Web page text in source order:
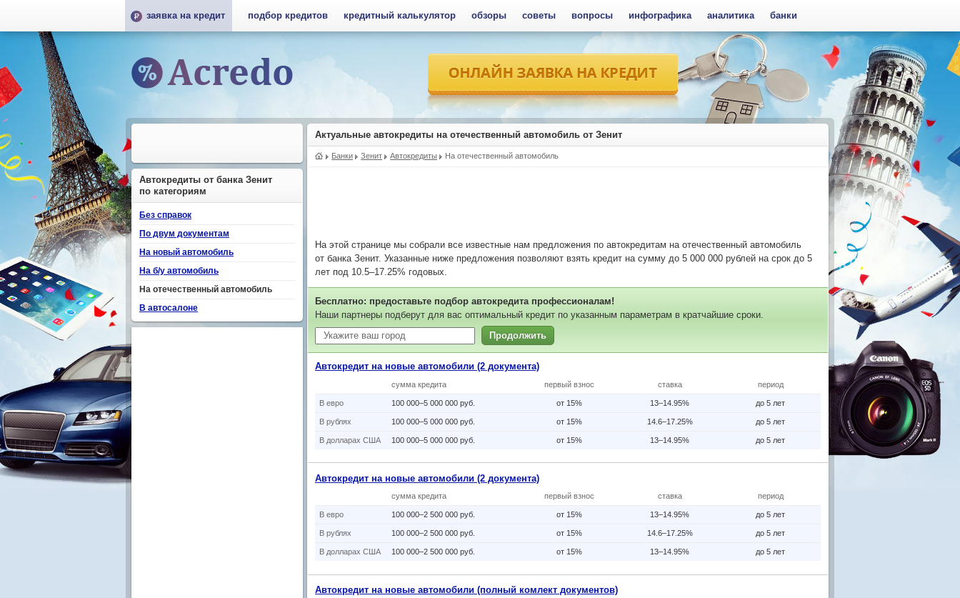
Актуальные автокредиты на отечественный автомобиль от Зенит
Банки Зенит Автокредиты На отечественный автомобиль
На этой странице мы собрали все известные нам предложения по автокредитам на отечественный автомобиль
от банка Зенит. Указанные ниже предложения позволяют взять кредит на сумму до 5 000 000 рублей на срок до 5
лет под 10.5–17.25% годовых.
Бесплатно: предоставьте подбор автокредита профессионалам!
Наши партнеры подберут для вас оптимальный кредит по указанным параметрам в кратчайшие сроки.
Продолжить
Автокредит на новые автомобили (2 документа)
сумма кредита первый взнос ставка период
В eвро 100 000–5 000 000 руб. от 15% 13–14.95% до 5 лет
В рублях 100 000–5 000 000 руб. от 15% 14.6–17.25% до 5 лет
В долларах США 100 000–5 000 000 руб. от 15% 13–14.95% до 5 лет
Автокредит на новые автомобили (2 документа)
сумма кредита первый взнос ставка период
В eвро 100 000–2 500 000 руб. от 15% 13–14.95% до 5 лет
В рублях 100 000–2 500 000 руб. от 15% 14.6–17.25% до 5 лет
В долларах США 100 000–2 500 000 руб. от 15% 13–14.95% до 5 лет
Автокредит на новые автомобили (полный комлект документов)
Автокредиты от банка Зенит
по категориям
Без справок
По двум документам
На новый автомобиль
На б/у автомобиль
На отечественный автомобиль
В автосалоне
заявка на кредит подбор кредитов кредитный калькулятор обзоры советы вопросы инфографика аналитика банки